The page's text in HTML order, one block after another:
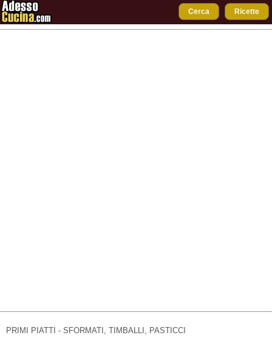
Cerca Ricette
PRIMI PIATTI - SFORMATI, TIMBALLI, PASTICCI